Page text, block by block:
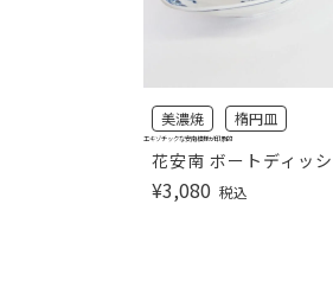
花安南 ボートディッ
美濃焼 楕円皿
¥3,080 税込
エキゾチックな安南模様が印象的